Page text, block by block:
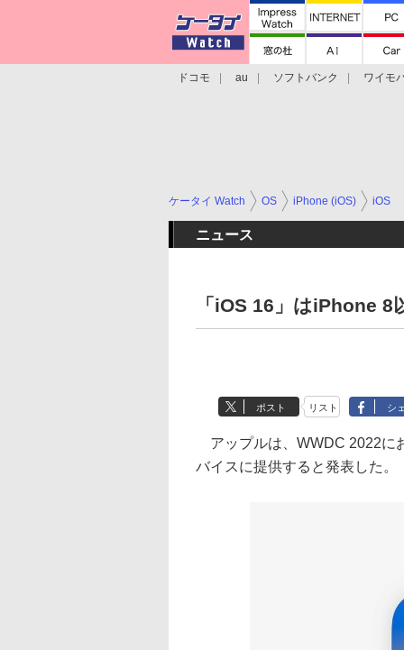
ドコモ au ソフトバンク
ワイモ
ケータイ Watch OS iPhone (iOS) iOS
ニュース
「iOS 16」はiPhone 8
ポスト リスト シ
アップルは、WWDC 2022に
バイスに提供すると発表した。